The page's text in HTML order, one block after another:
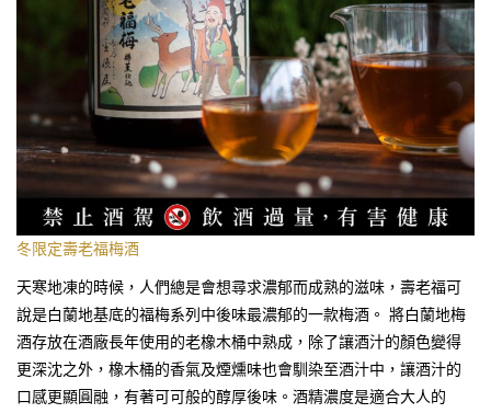
冬限定壽老福梅酒
天寒地凍的時候，人們總是會想尋求濃郁而成熟的滋味，壽老福可
說是白蘭地基底的福梅系列中後味最濃郁的一款梅酒。 將白蘭地梅
酒存放在酒廠長年使用的老橡木桶中熟成，除了讓酒汁的顏色變得
更深沈之外，橡木桶的香氣及煙燻味也會馴染至酒汁中，讓酒汁的
口感更顯圓融，有著可可般的醇厚後味。酒精濃度是適合大人的